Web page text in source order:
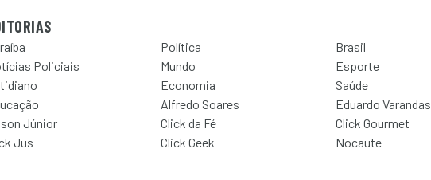
Política
Brasil
Policiais
Mundo
Esporte
Economia
Saúde
Alfredo Soares
Eduardo Varandas
Júnior
Click da Fé
Click Gourmet
Jus
Click Geek Nocaute